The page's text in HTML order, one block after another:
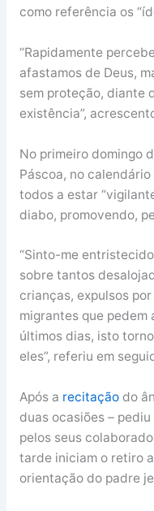
como referência os
“Rapidamente
afastamos de Deus,
sem proteção, diante
existência”,
No primeiro domingo
Páscoa, no
todos a estar
diabo, promovendo,
“Sinto-me
sobre tantos
crianças, expulsos
migrantes que pedem
últimos dias, isto
eles”, referiu em
Após a recitaçãodo
duas ocasiões –
pelos seus
tarde iniciam o retiro
orientação do padre